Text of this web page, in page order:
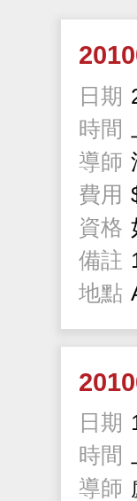
日期
時間
導師
費用
資格
備註
地點
日期
時間
導師